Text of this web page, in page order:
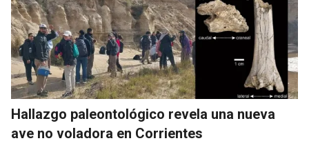
Hallazgo paleontológico revela una nueva
ave no voladora en Corrientes